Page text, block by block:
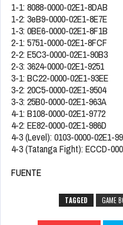
1-1: 8088-0000-02E1-8DAB
1-2: 3eB9-0000-02E1-8E7E
1-3: 0BE6-0000-02E1-8F1B
2-1: 5751-0000-02E1-8FCF
2-2: E5C3-0000-02E1-90B3
2-3: 3624-0000-02E1-9251
3-1: BC22-0000-02E1-93EE
3-2: 20C5-0000-02E1-9504
3-3: 25B0-0000-02E1-963A
4-1: B108-0000-02E1-9772
4-2: EE82-0000-02E1-986D
4-3 (Level): 0103-0000-02E1-
4-3 (Tatanga Fight): ECCD-
FUENTE
TAGGED GAME